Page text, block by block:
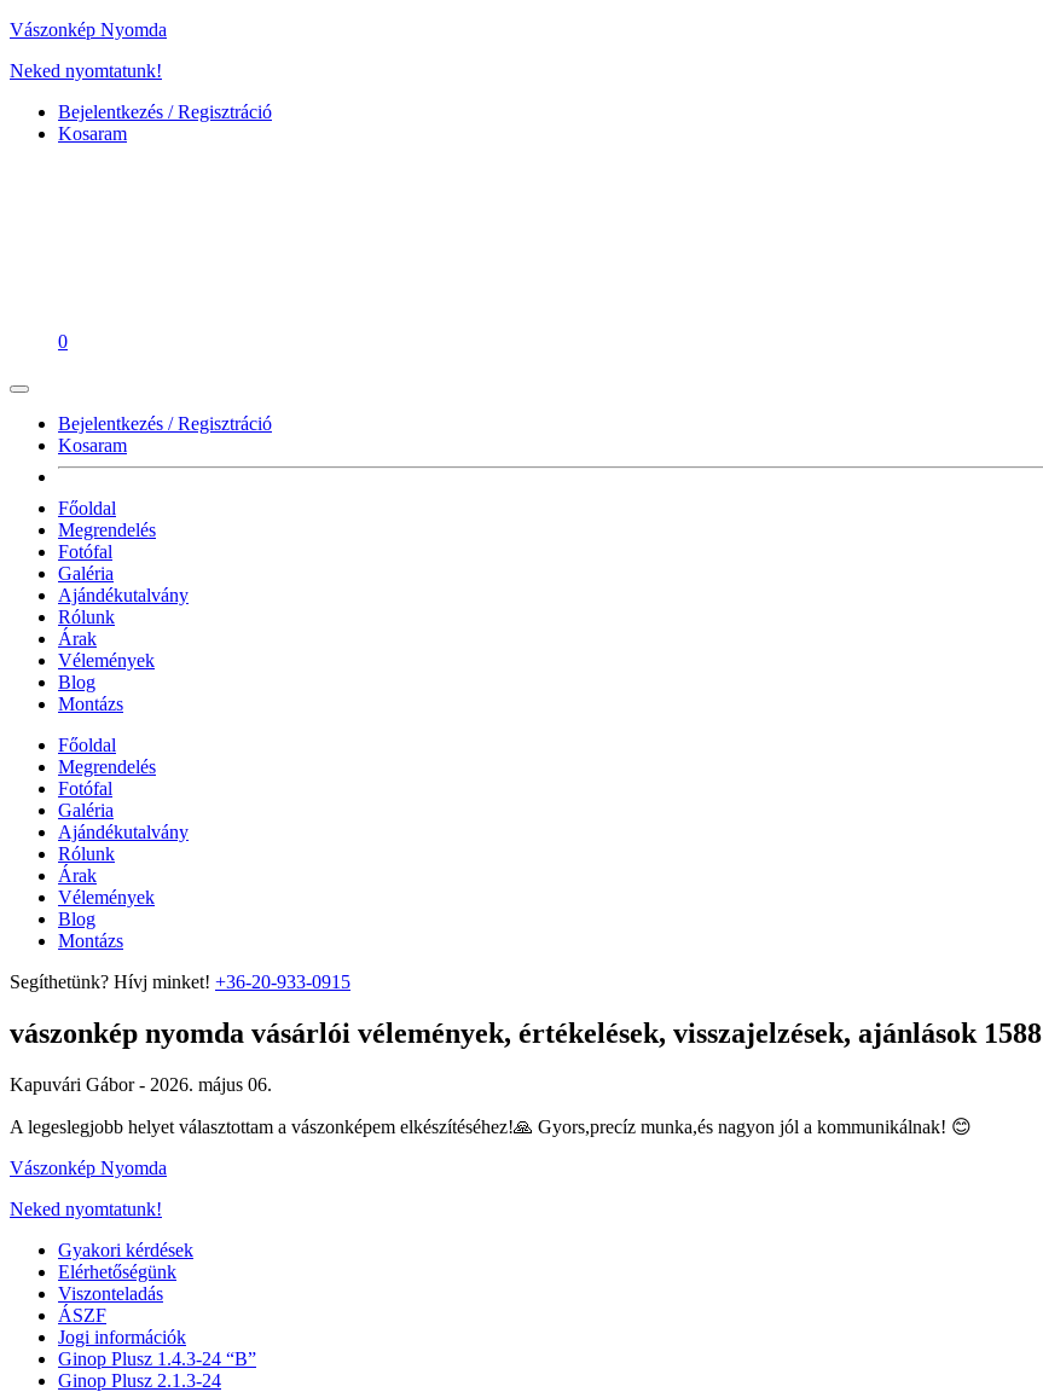
Vászonkép Nyomda
Neked nyomtatunk!
Bejelentkezés / Regisztráció
Kosaram
0
Bejelentkezés / Regisztráció
Kosaram
Főoldal
Megrendelés
Fotófal
Galéria
Ajándékutalvány
Rólunk
Árak
Vélemények
Blog
Montázs
Főoldal
Megrendelés
Fotófal
Galéria
Ajándékutalvány
Rólunk
Árak
Vélemények
Blog
Montázs
Segíthetünk? Hívj minket! +36-20-933-0915
vászonkép nyomda vásárlói vélemények, értékelések, visszajelzések, ajánlások 1588
Kapuvári Gábor - 2026. május 06.
A legeslegjobb helyet választottam a vászonképem elkészítéséhez!🙏 Gyors,precíz munka,és nagyon jól a kommunikálnak! 😊
Vászonkép Nyomda
Neked nyomtatunk!
Gyakori kérdések
Elérhetőségünk
Viszonteladás
ÁSZF
Jogi információk
Ginop Plusz 1.4.3-24 “B”
Ginop Plusz 2.1.3-24